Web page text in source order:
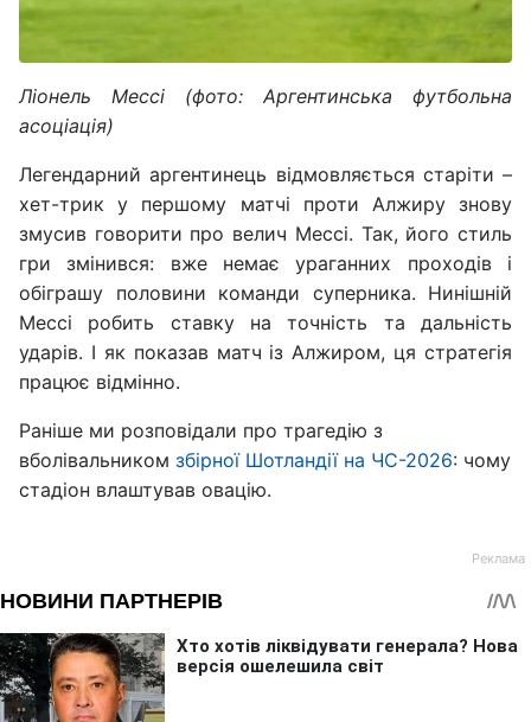
Ліонель Мессі (фото: Аргентинська футбольна
асоціація)
Легендарний аргентинець відмовляється старіти –
хет-трик у першому матчі проти Алжиру знову
змусив говорити про велич Мессі. Так, його стиль
гри змінився: вже немає ураганних проходів і
обіграшу половини команди суперника. Нинішній
Мессі робить ставку на точність та дальність
ударів. І як показав матч із Алжиром, ця стратегія
працює відмінно.
Раніше ми розповідали про трагедію з
вболівальником збірної Шотландії на ЧС-2026: чому
стадіон влаштував овацію.